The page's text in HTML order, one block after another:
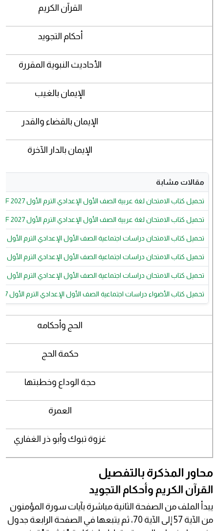
القرآن الكريم
أحكام التجويد
الأحاديث النبوية المقررة
الإيمان بالغيب
الإيمان بالقضاء والقدر
الإيمان بالدار الآخرة
مقالات مشابة
تحميل كتاب الامتحان لغة عربية الصف الأول الإعدادي الترم الأول 2027 PDF النسخة الجديدة برابط مباشر
تحميل كتاب الامتحان لغة عربية الصف الأول الإعدادي الترم الأول 2027 PDF النسخة الجديدة برابط مباشر
تحميل كتاب الامتحان دراسات اجتماعية الصف الأول الإعدادي الترم الأول 2027 PDF كامل برابط مباشر
تحميل كتاب الامتحان دراسات اجتماعية الصف الأول الإعدادي الترم الأول 2027 PDF كامل برابط مباشر
تحميل كتاب الامتحان دراسات اجتماعية الصف الأول الإعدادي الترم الأول 2027 PDF كامل برابط مباشر
تحميل كتاب الأضواء دراسات اجتماعية الصف الأول الإعدادي الترم الأول 2027 PDF كامل برابط مباشر
الحج وأحكامه
حكمة الحج
حجة الوداع وخطبتها
العمرة
غزوة تبوك وأبو ذر الغفاري
محاور المذكرة بالتفصيل
القرآن الكريم وأحكام التجويد
يبدأ الملف من الصفحة الثانية مباشرة بآيات سورة المؤمنون
من الآية 57 إلى الآية 70، ثم يتبعها في الصفحة الرابعة جدول